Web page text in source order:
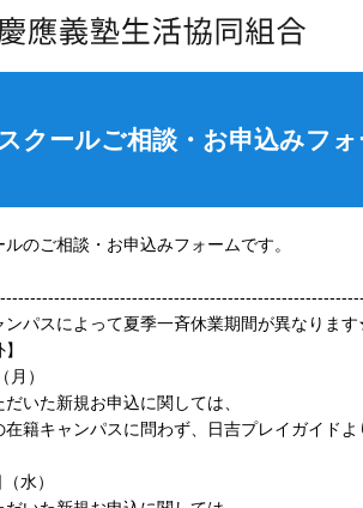
クールご相談・お申込みフォ
のご相談・お申込みフォームです。
パスによって夏季一斉休業期間が異なりま
）
いた新規お申込に関しては、
籍キャンパスに問わず、日吉プレイガイドよ
水）